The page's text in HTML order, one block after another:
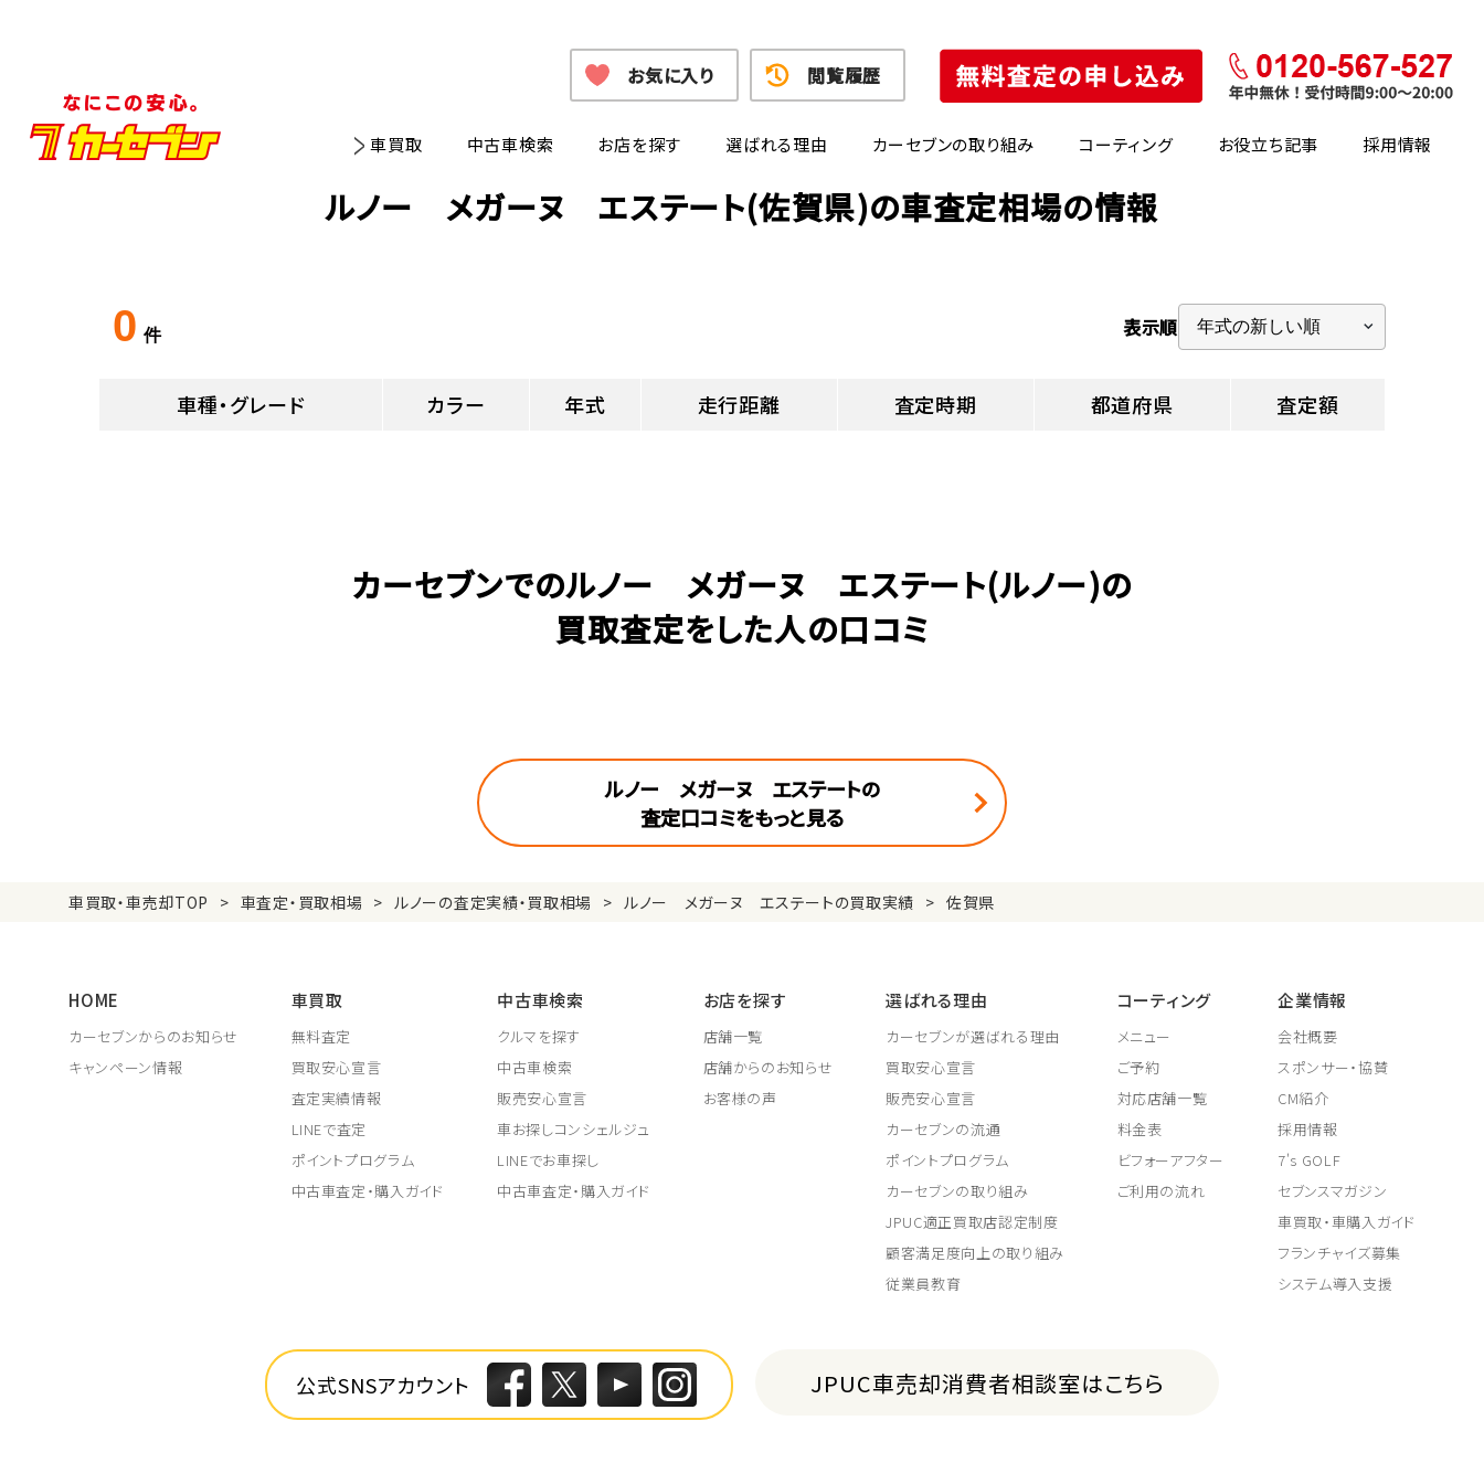
車買取 中古車検索 お店を探す 選ばれる理由 カーセブンの取り組み コーティング お役立ち記事 採用情報
お気に入り 閲覧履歴
ルノー メガーヌ エステート(佐賀県)の車査定相場の情報
0 件 表示順
車種・グレード カラー 年式 走行距離 査定時期 都道府県 査定額
カーセブンでのルノー メガーヌ エステート(ルノー)の
買取査定をした人の口コミ
ルノー メガーヌ エステートの
査定口コミをもっと見る
車買取・車売却TOP 車査定・買取相場 ルノーの査定実績・買取相場 ルノー メガーヌ エステートの買取実績 佐賀県
HOME
カーセブンからのお知らせ
キャンペーン情報
車買取
無料査定
買取安心宣言
査定実績情報
LINEで査定
ポイントプログラム
中古車査定・購入ガイド
中古車検索
クルマを探す
中古車検索
販売安心宣言
車お探しコンシェルジュ
LINEでお車探し
中古車査定・購入ガイド
お店を探す
店舗一覧
店舗からのお知らせ
お客様の声
選ばれる理由
カーセブンが選ばれる理由
買取安心宣言
販売安心宣言
カーセブンの流通
ポイントプログラム
カーセブンの取り組み
JPUC適正買取店認定制度
顧客満足度向上の取り組み
従業員教育
コーティング
メニュー
ご予約
対応店舗一覧
料金表
ビフォーアフター
ご利用の流れ
企業情報
会社概要
スポンサー・協賛
CM紹介
採用情報
7's GOLF
セブンスマガジン
車買取・車購入ガイド
フランチャイズ募集
システム導入支援
公式SNSアカウント JPUC車売却消費者相談室はこちら